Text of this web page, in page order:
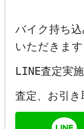
バイク持ち
いただきま
LINE査定実施
査定、お引